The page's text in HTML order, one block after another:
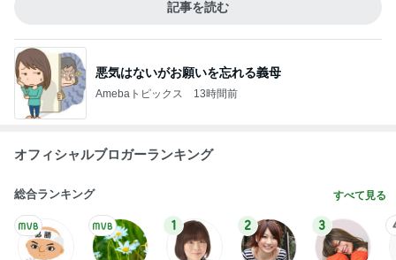
記事を読む
悪気はないがお願いを忘れる義母
Amebaトピックス 13時間前
オフィシャルブロガーランキング
総合ランキング すべて見る
1 2 3